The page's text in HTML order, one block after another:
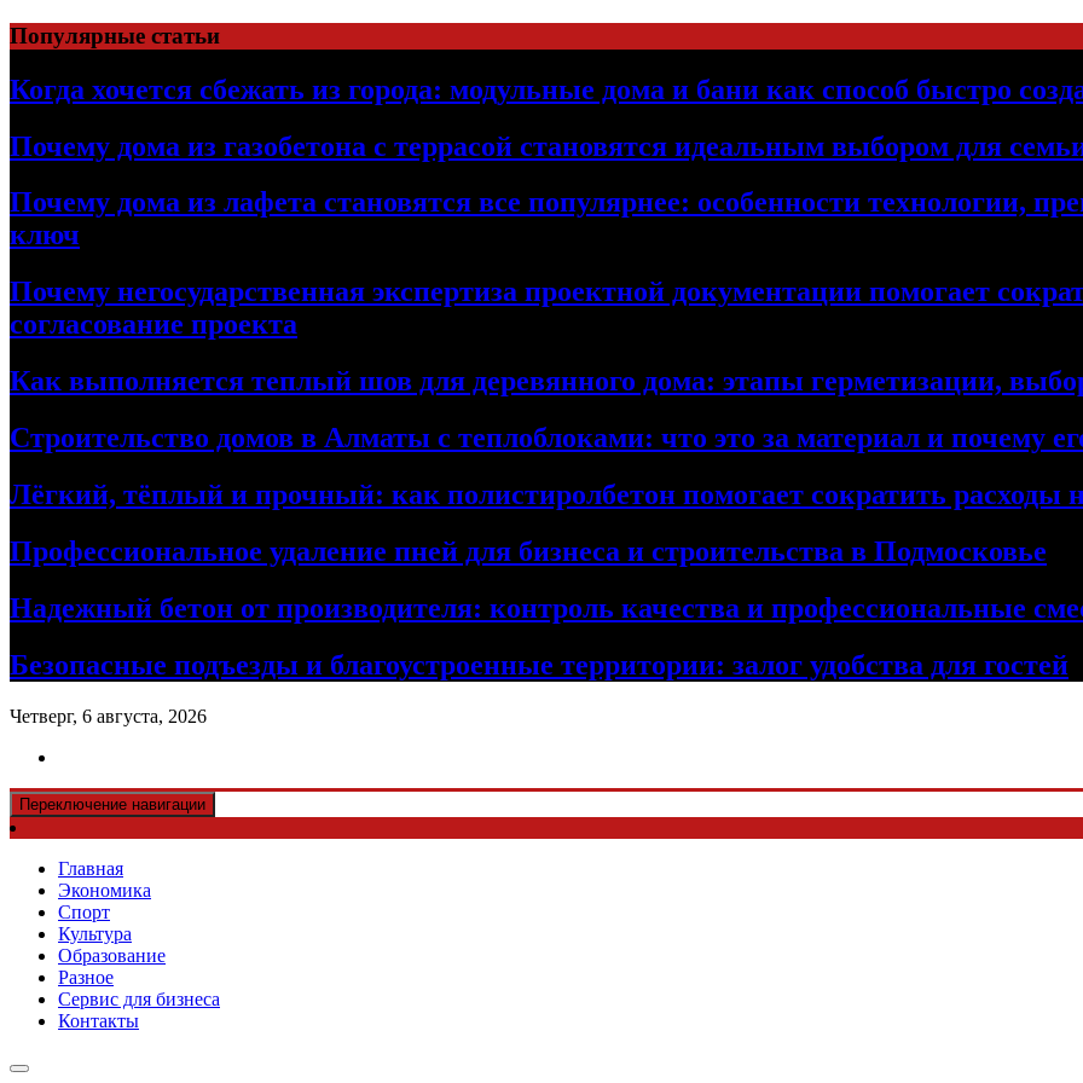
Перейти
к
содержимому
Популярные статьи
Когда хочется сбежать из города: модульные дома и бани как способ быстро
Почему дома из газобетона с террасой становятся идеальным выбором для
Почему дома из лафета становятся все популярнее: особенности технологии,
ключ
Почему негосударственная экспертиза проектной документации помогает
согласование проекта
Как выполняется теплый шов для деревянного дома: этапы герметизации,
Строительство домов в Алматы с теплоблоками: что это за материал и почему
Лёгкий, тёплый и прочный: как полистиролбетон помогает сократить расходы
Профессиональное удаление пней для бизнеса и строительства в Подмосковье
Надежный бетон от производителя: контроль качества и профессиональные
Безопасные подъезды и благоустроенные территории: залог удобства для гостей
Четверг, 6 августа, 2026
Переключение навигации
Главная
Экономика
Спорт
Культура
Образование
Разное
Сервис для бизнеса
Контакты